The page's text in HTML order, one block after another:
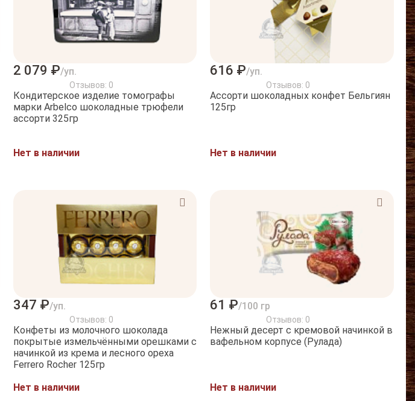
2 079 ₽/уп.
Отзывов: 0
Кондитерское изделие томографы
марки Arbelco шоколадные трюфели
ассорти 325гр
Нет в наличии
616 ₽/уп.
Отзывов: 0
Ассорти шоколадных конфет Бельгиян
125гр
Нет в наличии
347 ₽/уп.
Отзывов: 0
Конфеты из молочного шоколада
покрытые измельчёнными орешками с
начинкой из крема и лесного ореха
Ferrero Rocher 125гр
Нет в наличии
61 ₽/100 гр
Отзывов: 0
Нежный десерт с кремовой начинкой в
вафельном корпусе (Рулада)
Нет в наличии